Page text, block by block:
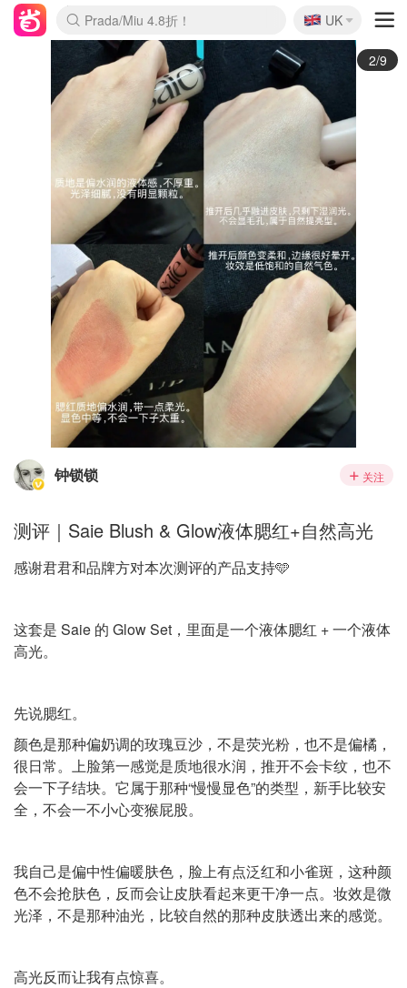
麦卢卡蜂蜜夏促！个位数！
Prada/Miu 4.8折！
啥？必胜客披萨5折！
🇬🇧
UK
sai e
3/9
钟锁锁 关注
测评｜Saie Blush & Glow液体腮红+自然高光
感谢君君和品牌方对本次测评的产品支持🩵
这套是 Saie 的 Glow Set，里面是一个液体腮红 + 一个液体
高光。
先说腮红。
颜色是那种偏奶调的玫瑰豆沙，不是荧光粉，也不是偏橘，
很日常。上脸第一感觉是质地很水润，推开不会卡纹，也不
会一下子结块。它属于那种“慢慢显色”的类型，新手比较安
全，不会一不小心变猴屁股。
我自己是偏中性偏暖肤色，脸上有点泛红和小雀斑，这种颜
色不会抢肤色，反而会让皮肤看起来更干净一点。妆效是微
光泽，不是那种油光，比较自然的那种皮肤透出来的感觉。
高光反而让我有点惊喜。